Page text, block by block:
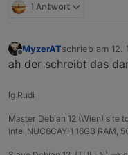
1 Antwort
Offline
MyzerATschrieb am 12.
zuletzt editiert
ah der schreibt das
lg Rudi
Master Debian 12 (Wien) site
Intel NUC6CAYH 16GB RAM,